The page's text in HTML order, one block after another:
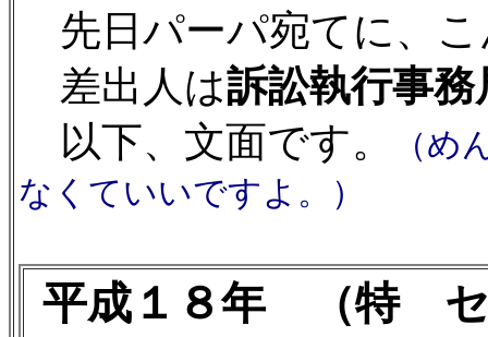
先日パーパ宛てに、
差出人は訴訟執行事務
以下、文面です。
（め
なくていいですよ。）
平成１８年 （特 セ